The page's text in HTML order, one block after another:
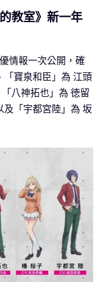
教室》新一年
情報一次公開，確
「寶泉和臣」為 江頭
八神拓也」為 徳留
及「宇都宮陸」為 坂